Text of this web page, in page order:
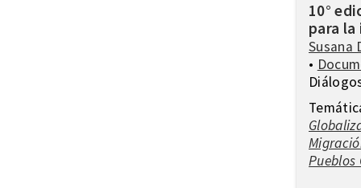
10°
para la
Susana
•
Pueblos